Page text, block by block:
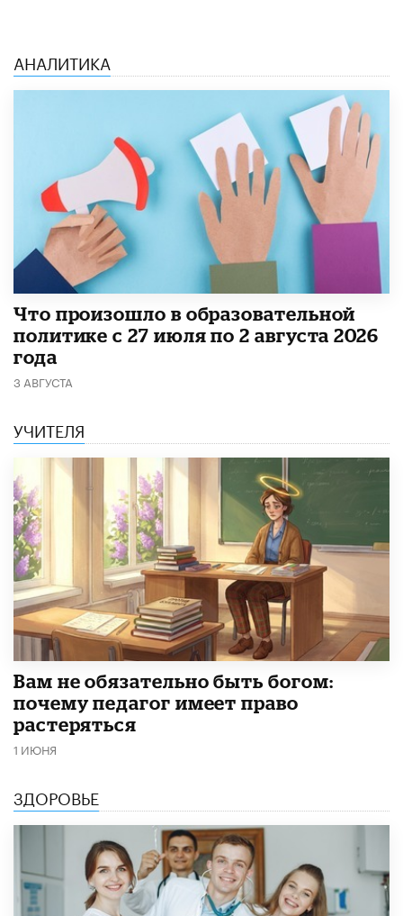
АНАЛИТИКА
​Что произошло в образовательной
политике с 27 июля по 2 августа 2026
года
3 АВГУСТА
УЧИТЕЛЯ
​Вам не обязательно быть богом:
почему педагог имеет право
растеряться
1 ИЮНЯ
ЗДОРОВЬЕ